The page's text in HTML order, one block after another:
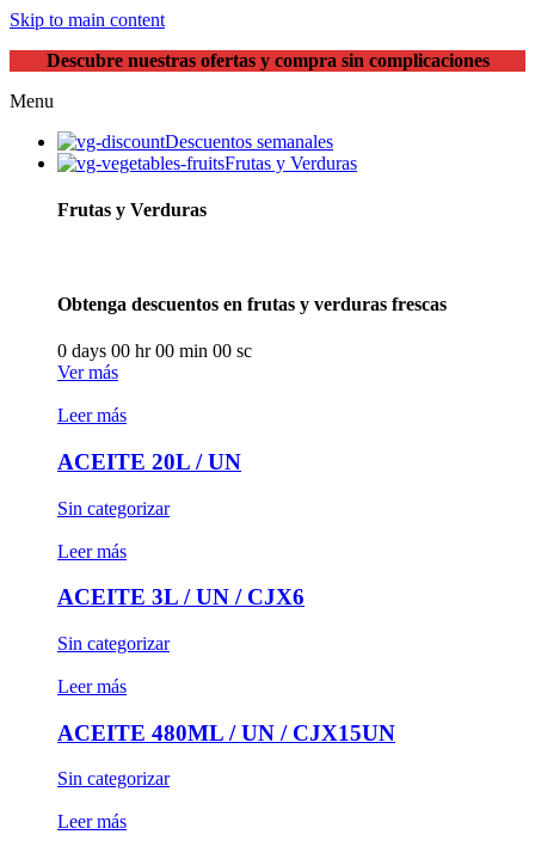
Skip to main content
Descubre nuestras ofertas y compra sin complicaciones
Menu
Descuentos semanales
Frutas y Verduras
Frutas y Verduras
Obtenga descuentos en frutas y verduras frescas
0 days 00 hr00 min 00 sc
Ver más
Leer más
ACEITE 20L / UN
Sin categorizar
Leer más
ACEITE 3L / UN / CJX6
Sin categorizar
Leer más
ACEITE 480ML / UN / CJX15UN
Sin categorizar
Leer más